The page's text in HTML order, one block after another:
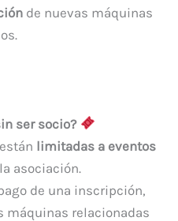
de nuevas máquinas
ser socio?
están limitadas a eventos
asociación.
de una inscripción,
máquinas relacionadas